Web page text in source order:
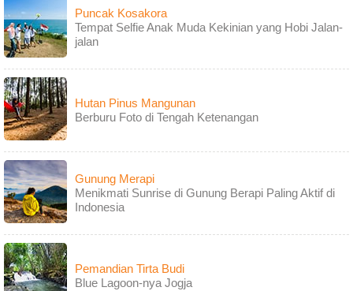
Puncak Kosakora
Tempat Selfie Anak Muda Kekinian yang Hobi Jalan-
jalan
Hutan Pinus Mangunan
Berburu Foto di Tengah Ketenangan
Gunung Merapi
Menikmati Sunrise di Gunung Berapi Paling Aktif di
Indonesia
Pemandian Tirta Budi
Blue Lagoon-nya Jogja